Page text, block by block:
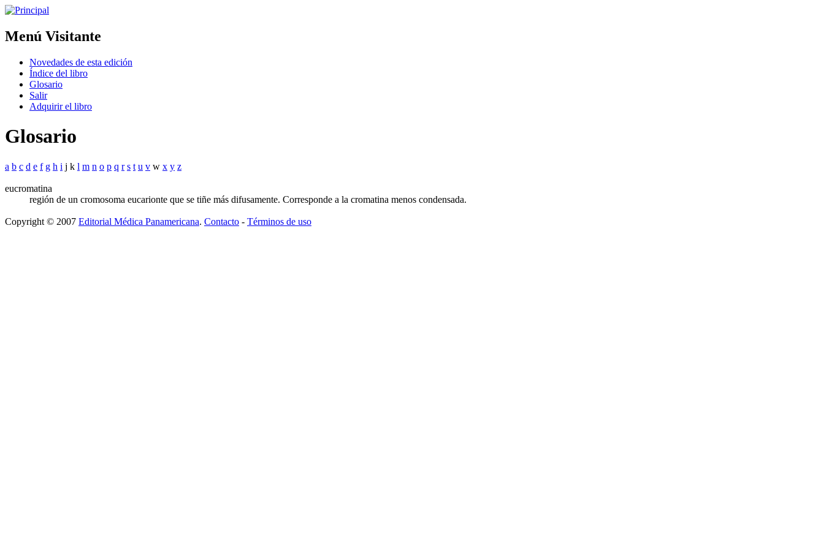
Menú Visitante
Novedades de esta edición
Índice del libro
Glosario
Salir
Adquirir el libro
Glosario
a b c d e f g h i j k l m n o p q r s t u v w x y z
eucromatina
región de un cromosoma eucarionte que se tiñe más difusamente. Corresponde a la cromatina menos condensada.
Copyright © 2007 Editorial Médica Panamericana. Contacto - Términos de uso